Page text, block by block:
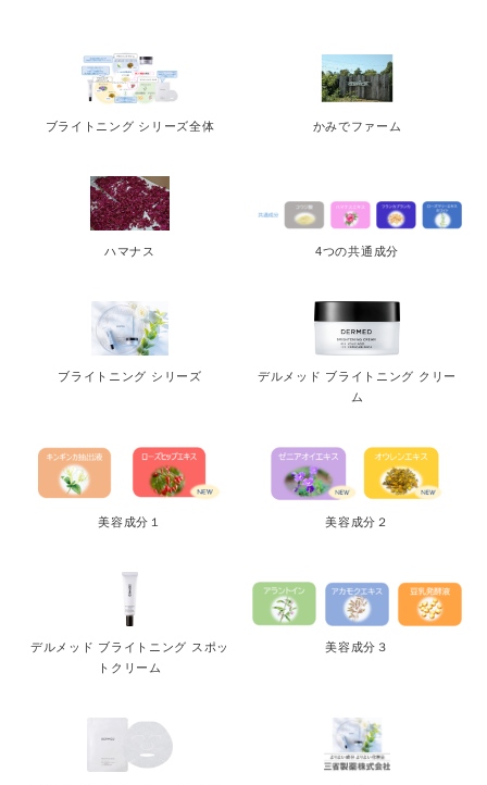
ブライトニング シリーズ全体 かみでファーム
ハマナス 4つの共通成分
ブライトニング シリーズ
デルメッド ブライトニング クリー
ム
美容成分１ 美容成分２
デルメッド ブライトニング スポッ
トクリーム
美容成分３